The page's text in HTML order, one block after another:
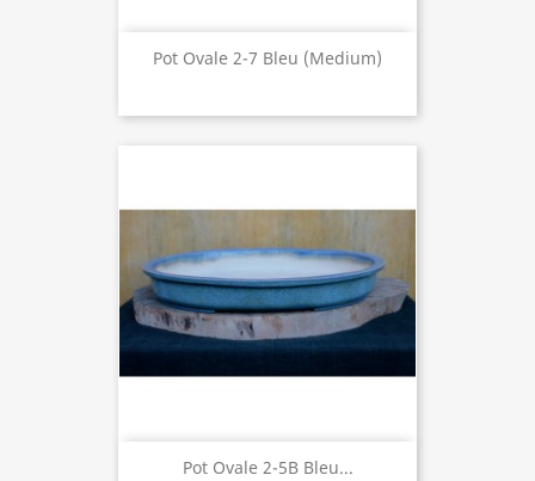
Pot Ovale 2-7 Bleu (medium)
Pot Ovale 2-5B Bleu...